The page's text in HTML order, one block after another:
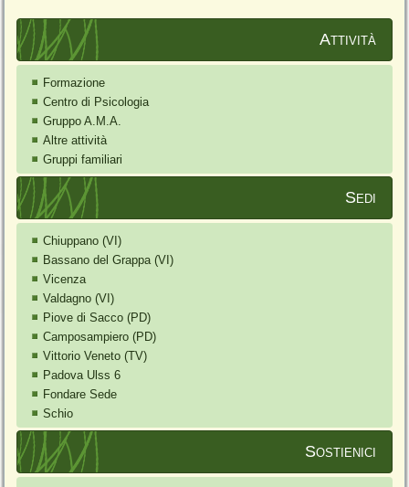
Attività
Formazione
Centro di Psicologia
Gruppo A.M.A.
Altre attività
Gruppi familiari
Sedi
Chiuppano (VI)
Bassano del Grappa (VI)
Vicenza
Valdagno (VI)
Piove di Sacco (PD)
Camposampiero (PD)
Vittorio Veneto (TV)
Padova Ulss 6
Fondare Sede
Schio
Sostienici